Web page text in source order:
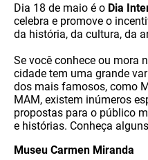
Dia 18 de maio é o Dia
celebra e promove o
da história, da cultura, da
Se você conhece ou mora
cidade tem uma grande
dos mais famosos, como
MAM, existem inúmeros
propostas para o público
e histórias. Conheça
Museu Carmen Miranda